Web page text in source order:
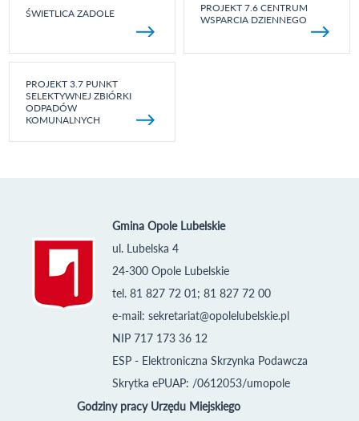
ŚWIETLICA ZADOLE
PROJEKT 7.6 CENTRUM
WSPARCIA DZIENNEGO
PROJEKT 3.7 PUNKT
SELEKTYWNEJ ZBIÓRKI
ODPADÓW
KOMUNALNYCH
Gmina Opole Lubelskie
ul. Lubelska 4
24-300 Opole Lubelskie
tel. 81 827 72 01; 81 827 72 00
e-mail: sekretariat@opolelubelskie.pl
NIP 717 173 36 12
ESP - Elektroniczna Skrzynka Podawcza
Skrytka ePUAP: /0612053/umopole
Godziny pracy Urzędu Miejskiego